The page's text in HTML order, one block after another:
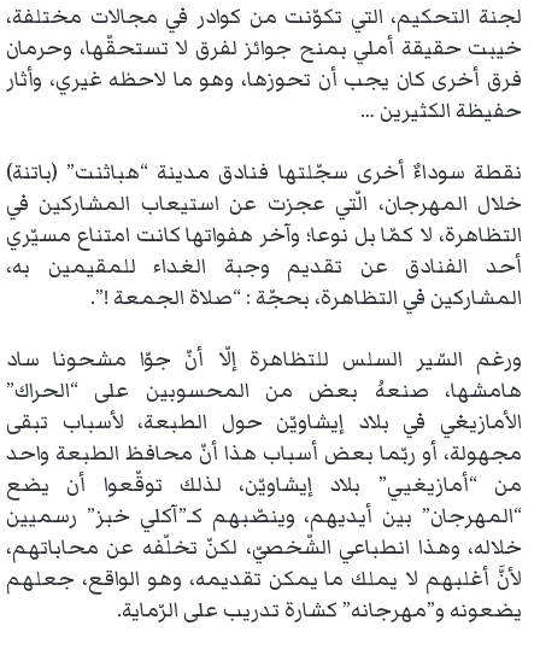
لجنة التحكيم، التي تكوّنت من كوادر في مجالات مختلفة،
خيبت حقيقة أملي بمنح جوائز لفرق لا تستحقّها، وحرمان
فرق أخرى كان يجب أن تحوزها، وهو ما لاحظه غيري، وأثار
حفيظة الكثيرين …
نقطة سوداءٌ أخرى سجّلتها فنادق مدينة “هباثنت” (باتنة)
خلال المهرجان، الّتي عجزت عن استيعاب المشاركين في
التظاهرة، لا كمّا بل نوعا؛ وآخر هفواتها كانت امتناع مسيّري
أحد الفنادق عن تقديم وجبة الغداء للمقيمين به،
المشاركين في التظاهرة، بحجّة : “صلاة الجمعة !”.
ورغم السّير السلس للتظاهرة إلّا أنّ جوّا مشحونا ساد
هامشها، صنعهُ بعض من المحسوبين على “الحراك”
الأمازيغي في بلاد إيشاويّن حول الطبعة، لأسباب تبقى
مجهولة، أو ربّما بعض أسباب هذا أنّ محافظ الطبعة واحد
من “أمازيغيي” بلاد إيشاويّن، لذلك توقّعوا أن يضع
“المهرجان” بين أيديهم، وينصّبهم كـ”آكلي خبز” رسميين
خلاله، وهذا انطباعي الشّخصيّ، لكنّ تخلّفه عن محاباتهم،
لأنَّ أغلبهم لا يملك ما يمكن تقديمه، وهو الواقع، جعلهم
يضعونه و”مهرجانه” كشارة تدريب على الرّماية.